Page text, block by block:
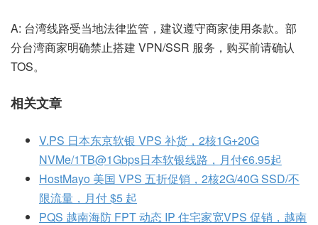
A: 台湾线路受当地法律监管，建议遵守商家使用条款。部
分台湾商家明确禁止搭建 VPN/SSR 服务，购买前请确认
TOS。
相关文章
V.PS 日本东京软银 VPS 补货，2核1G+20G
NVMe/1TB@1Gbps日本软银线路，月付€6.95起
HostMayo 美国 VPS 五折促销，2核2G/40G SSD/不
限流量，月付 $5 起
PQS 越南海防 FPT 动态 IP 住宅家宽VPS 促销，越南